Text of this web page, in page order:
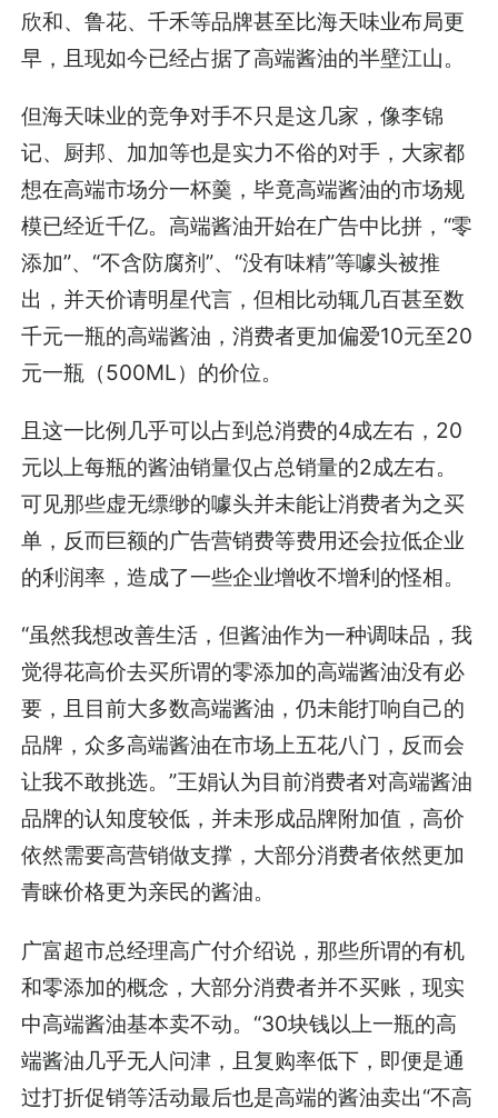
欣和、鲁花、千禾等品牌甚至比海天味业布局更
早，且现如今已经占据了高端酱油的半壁江山。
但海天味业的竞争对手不只是这几家，像李锦
记、厨邦、加加等也是实力不俗的对手，大家都
想在高端市场分一杯羹，毕竟高端酱油的市场规
模已经近千亿。高端酱油开始在广告中比拼，“零
添加”、“不含防腐剂”、“没有味精”等噱头被推
出，并天价请明星代言，但相比动辄几百甚至数
千元一瓶的高端酱油，消费者更加偏爱10元至20
元一瓶（500ML）的价位。
且这一比例几乎可以占到总消费的4成左右，20
元以上每瓶的酱油销量仅占总销量的2成左右。
可见那些虚无缥缈的噱头并未能让消费者为之买
单，反而巨额的广告营销费等费用还会拉低企业
的利润率，造成了一些企业增收不增利的怪相。
“虽然我想改善生活，但酱油作为一种调味品，我
觉得花高价去买所谓的零添加的高端酱油没有必
要，且目前大多数高端酱油，仍未能打响自己的
品牌，众多高端酱油在市场上五花八门，反而会
让我不敢挑选。”王娟认为目前消费者对高端酱油
品牌的认知度较低，并未形成品牌附加值，高价
依然需要高营销做支撑，大部分消费者依然更加
青睐价格更为亲民的酱油。
广富超市总经理高广付介绍说，那些所谓的有机
和零添加的概念，大部分消费者并不买账，现实
中高端酱油基本卖不动。“30块钱以上一瓶的高
端酱油几乎无人问津，且复购率低下，即便是通
过打折促销等活动最后也是高端的酱油卖出“不高